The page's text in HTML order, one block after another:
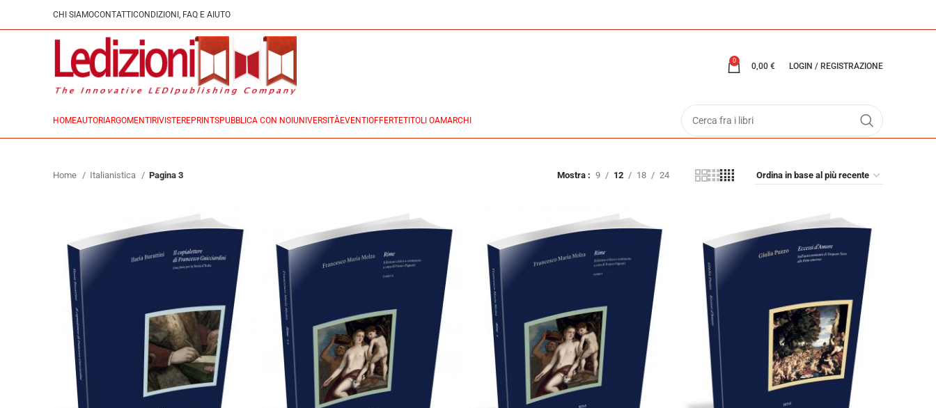
CHI SIAMOCONTATTI CONDIZIONI, FAQ E AIUTO
0
0,00 € LOGIN / REGISTRAZIONE
HOMEAUTORI ARGOMENTI RIVISTEREPRINTSPUBBLICA CON NOI UNIVERSITÀEVENTI OFFERTETITOLI OAMARCHI
Home Italianistica Pagina 3 Mostra 9 12 18 24
eBook in PDF
€ 79,00€ 79,00€
Aggiungi al carrello
89,00€
Aggiungi al carrello
24,00 €
Aggiungi al carrello